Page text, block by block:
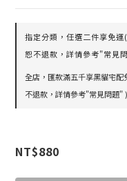
指定分類，任選二件享免
恕不退款，詳情參考"常見
全店，匯款滿五千享黑貓宅
不退款，詳情參考"常見問題" )
NT$880